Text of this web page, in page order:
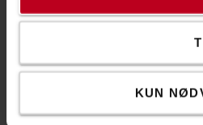
KUN
Toyota Service Concept
The Toyota Way